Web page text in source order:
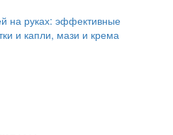
на руках: эффективные
и капли, мази и крема